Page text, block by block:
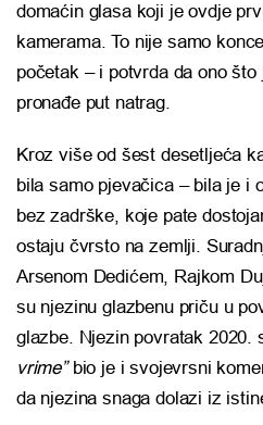
domaćin glasa koji je ovdje
kamerama. To nije samo
početak – i potvrda da ono
pronađe put natrag.
Kroz više od šest desetljeća
bila samo pjevačica – bila je i
bez zadrške, koje pate
ostaju čvrsto na zemlji.
Arsenom Dedićem, Rajkom
su njezinu glazbenu priču u
glazbe. Njezin povratak 2020.
vrime”bio je i svojevrsni
da njezina snaga dolazi iz